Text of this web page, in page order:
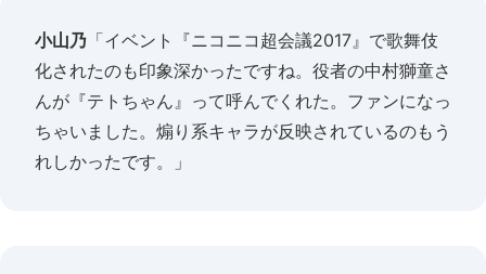
小山乃 「イベント『ニコニコ超会議2017』で歌舞伎
化されたのも印象深かったですね。役者の中村獅童さ
んが『テトちゃん』って呼んでくれた。ファンになっ
ちゃいました。煽り系キャラが反映されているのもう
れしかったです。」